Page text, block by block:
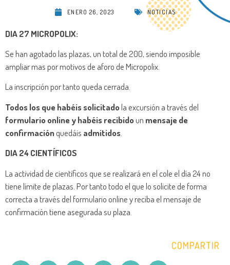
ENERO 26, 2023 NOTICIAS
DIA 27 MICROPOLIX:
Se han agotado las plazas, un total de 200, siendo imposible
ampliar mas por motivos de aforo de Micropolix.
La inscripción por tanto queda cerrada.
Todos los que habéis solicitadola excursión a través del
formulario online y habéis recibidoun mensaje de
confirmaciónquedáis admitidos
DIA 24 CIENTÍFICOS
La actividad de científicos que se realizará en el cole el día 24 no
tiene límite de plazas. Por tanto todo el que lo solicite de forma
correcta a través del formulario online y reciba el mensaje de
confirmación tiene asegurada su plaza.
COMPARTIR